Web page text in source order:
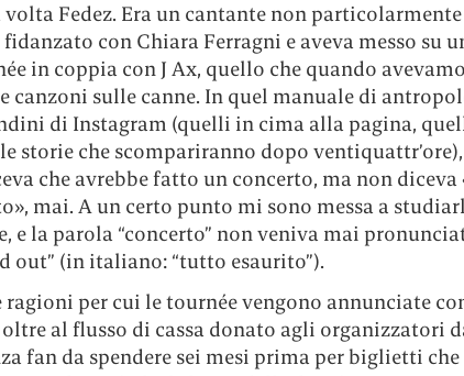
volta Fedez. Era un cantante non
fidanzato con Chiara Ferragni e aveva messo su
in coppia con J Ax, quello che quando
canzoni sulle canne. In quel manuale di
di Instagram (quelli in cima alla pagina,
storie che scompariranno dopo
che avrebbe fatto un concerto, ma non diceva
mai. A un certo punto mi sono messa a
e la parola “concerto” non veniva mai
out” (in italiano: “tutto esaurito”).
ragioni per cui le tournée vengono annunciate
al flusso di cassa donato agli organizzatori
fan da spendere sei mesi prima per biglietti